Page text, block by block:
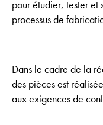
pour étudier, tester et
processus de
Dans le cadre de la
des pièces est
aux exigences de